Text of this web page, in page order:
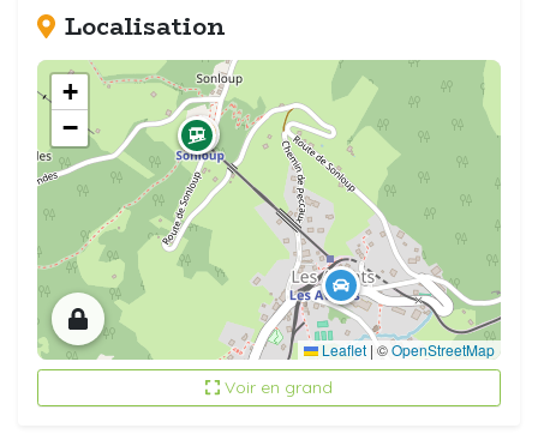
Localisation
+
−
Leaflet | ©OpenStreetMap
Voir en grand